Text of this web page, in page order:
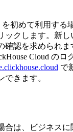
を初めて利用する
ックします。新
確認を求められ
Cloud のロ
で
できます。
合は、ビジネスに